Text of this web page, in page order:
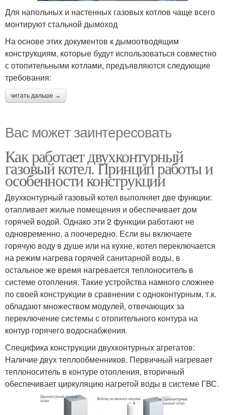
Для напольных и настенных газовых котлов чаще всего
монтируют стальной дымоход
На основе этих документов к дымоотводящим
конструкциям, которые будут использоваться совместно
с отопительными котлами, предъявляются следующие
требования:
читать дальше →
Вас может заинтересовать
Как работает двухконтурный
газовый котел. Принцип работы и
особенности конструкции
Двухконтурный газовый котел выполняет две функции:
отапливает жилые помещения и обеспечивает дом
горячей водой. Однако эти 2 функции работают не
одновременно, а поочередно. Если вы включаете
горячую воду в душе или на кухне, котел переключается
на режим нагрева горячей санитарной воды, в
остальное же время нагревается теплоноситель в
системе отопления. Такие устройства намного сложнее
по своей конструкции в сравнении с одноконтурным, т.к.
обладают множеством модулей, отвечающих за
переключение системы с отопительного контура на
контур горячего водоснабжения.
Специфика конструкции двухконтурных агрегатов:
Наличие двух теплообменников. Первичный нагревает
теплоноситель в контуре отопления, вторичный
обеспечивает циркуляцию нагретой воды в системе ГВС.